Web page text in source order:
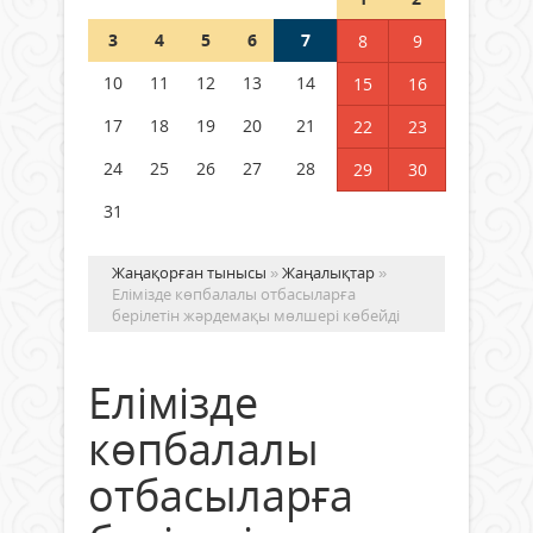
Германия аптап ыстыққа
бастады
04 тамыз 2026 ж.
3
4 5 6 7 8
9
10
11 12 13 14 15
16
17
18 19 20 21 22
23
24
25 26 27 28 29
30
31
Жаңақорған тынысы »Жаңалықтар »
Елімізде көпбалалы отбасыларға
берілетін жәрдемақы мөлшері көбейді
Елімізде
көпбалалы
отбасыларға